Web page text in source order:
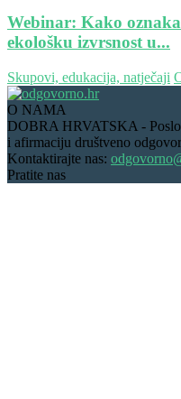
Webinar: Kako oznaka
ekološku izvrsnost u...
Skupovi, edukacija, natječaji
O NAMA
DOBRA HRVATSKA -
i afirmaciju društveno
Kontaktirajte nas:
Pratite nas